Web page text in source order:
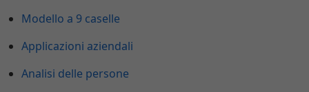
Modello a 9 caselle
Applicazioni aziendali
Analisi delle persone